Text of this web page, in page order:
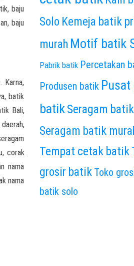
baju
baju
Karna,
batik
Bali,
corak
nama
nama
Solo Kemeja batik
murah Motif batik
Pabrik batik Percetakan
Produsen batik
batik Seragam batik
Seragam batik
Tempat cetak batik
grosir batik Toko
batik solo